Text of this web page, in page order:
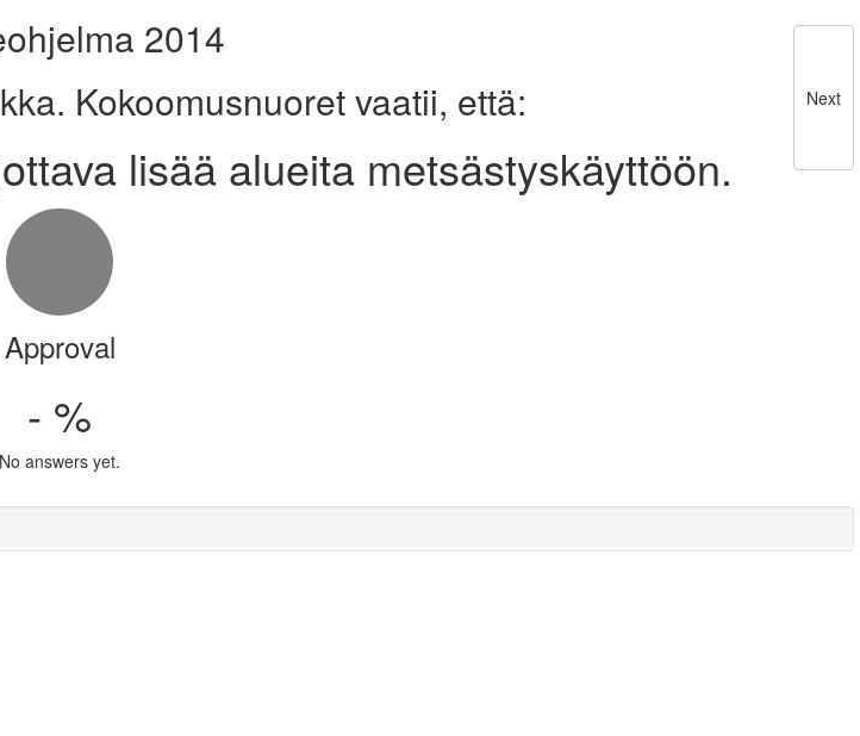
2014
Kokoomusnuoret vaatii, että:
lisää alueita metsästyskäyttöön.
Next
Approval
- %
No answers yet.